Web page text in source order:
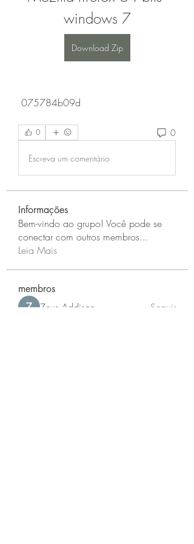
windows 7
Download Zip
075784b09d
0 0
Escreva um comentário
Informações
Bem-vindo ao grupo! Você pode se
conectar com outros membros...
Leia Mais
membros
Zeus Addison Seguir